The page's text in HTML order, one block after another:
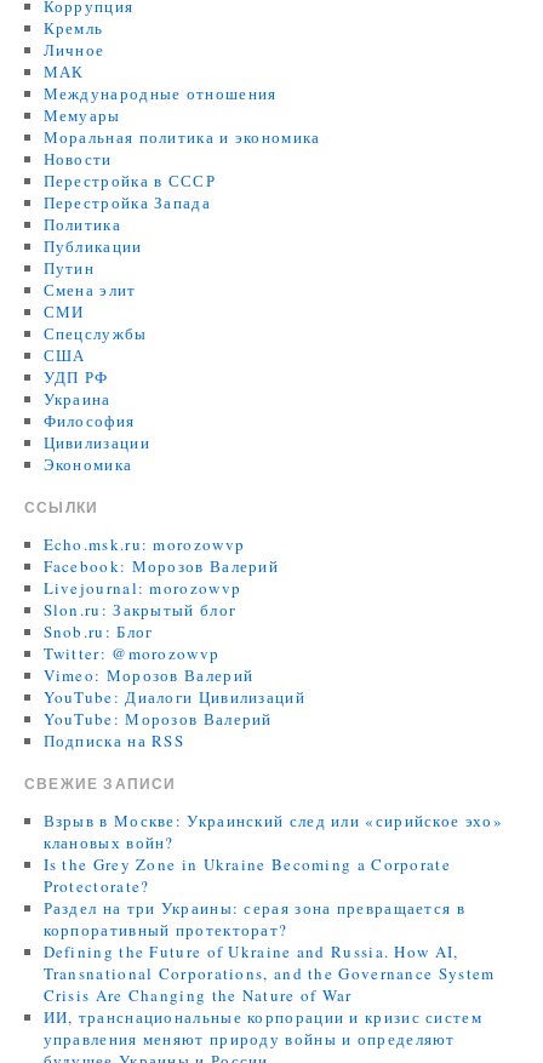
Коррупция
Кремль
Личное
МАК
Международные отношения
Мемуары
Моральная политика и экономика
Новости
Перестройка в СССР
Перестройка Запада
Политика
Публикации
Путин
Смена элит
СМИ
Спецслужбы
США
УДП РФ
Украина
Философия
Цивилизации
Экономика
ССЫЛКИ
Echo.msk.ru: morozowvp
Facebook: Морозов Валерий
Livejournal: morozowvp
Slon.ru: Закрытый блог
Snob.ru: Блог
Twitter: @morozowvp
Vimeo: Морозов Валерий
YouTube: Диалоги Цивилизаций
YouTube: Морозов Валерий
Подписка на RSS
СВЕЖИЕ ЗАПИСИ
Взрыв в Москве: Украинский след или «сирийское эхо»
клановых войн?
Is the Grey Zone in Ukraine Becoming a Corporate
Protectorate?
Раздел на три Украины: серая зона превращается в
корпоративный протекторат?
Defining the Future of Ukraine and Russia. How AI,
Transnational Corporations, and the Governance System
Crisis Are Changing the Nature of War
ИИ, транснациональные корпорации и кризис систем
управления меняют природу войны и определяют